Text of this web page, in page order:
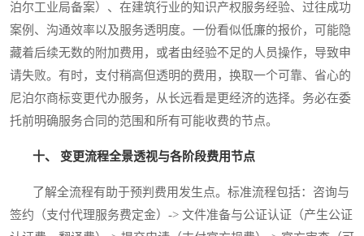
泊尔工业局备案）、在建筑行业的知识产权服务经验、过往成功
案例、沟通效率以及服务透明度。一份看似低廉的报价，可能隐
藏着后续无数的附加费用，或者由经验不足的人员操作，导致申
请失败。有时，支付稍高但透明的费用，换取一个可靠、省心的
尼泊尔商标变更代办服务，从长远看是更经济的选择。务必在委
托前明确服务合同的范围和所有可能收费的节点。
十、 变更流程全景透视与各阶段费用节点
了解全流程有助于预判费用发生点。标准流程包括：咨询与
签约（支付代理服务费定金）-> 文件准备与公证认证（产生公证